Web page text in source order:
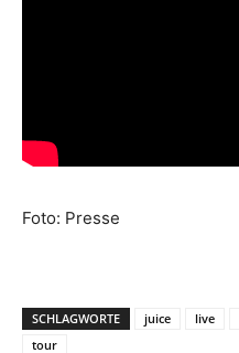
Foto: Presse
SCHLAGWORTE juice live
tour